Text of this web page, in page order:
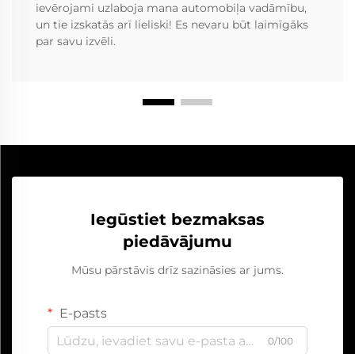
ievērojami uzlaboja mana automobiļa vadāmību,
un tie izskatās arī lieliski! Es nevaru būt laimīgāks
par savu izvēli.
Iegūstiet bezmaksas
piedāvājumu
Mūsu pārstāvis drīz sazināsies ar jums.
E-pasts
0/100